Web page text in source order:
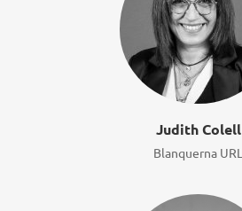
Judith Colell
Blanquerna URL